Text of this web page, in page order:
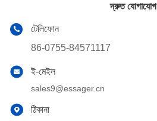
দ্রুত যোগাযোগ
টেলিফোন
86-0755-84571117
ই-মেইল
sales9@essager.cn
ঠিকানা